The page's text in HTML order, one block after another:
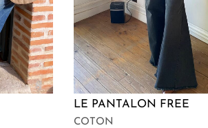
LE PANTALON FREE
COTON